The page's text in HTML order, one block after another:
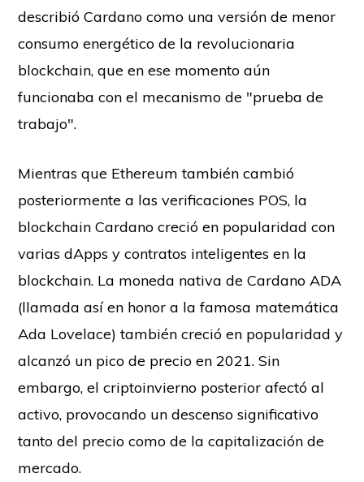
describió Cardano como una versión de menor
consumo energético de la revolucionaria
blockchain, que en ese momento aún
funcionaba con el mecanismo de "prueba de
trabajo".
Mientras que Ethereum también cambió
posteriormente a las verificaciones POS, la
blockchain Cardano creció en popularidad con
varias dApps y contratos inteligentes en la
blockchain. La moneda nativa de Cardano ADA
(llamada así en honor a la famosa matemática
Ada Lovelace) también creció en popularidad y
alcanzó un pico de precio en 2021. Sin
embargo, el criptoinvierno posterior afectó al
activo, provocando un descenso significativo
tanto del precio como de la capitalización de
mercado.